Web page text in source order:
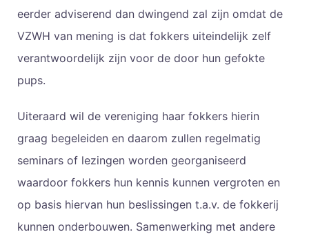
eerder adviserend dan dwingend zal zijn omdat de
VZWH van mening is dat fokkers uiteindelijk zelf
verantwoordelijk zijn voor de door hun gefokte
pups.
Uiteraard wil de vereniging haar fokkers hierin
graag begeleiden en daarom zullen regelmatig
seminars of lezingen worden georganiseerd
waardoor fokkers hun kennis kunnen vergroten en
op basis hiervan hun beslissingen t.a.v. de fokkerij
kunnen onderbouwen. Samenwerking met andere